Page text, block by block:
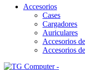
Accesorios
Cases
Cargadores
Auriculares
Accesorios
Accesorios